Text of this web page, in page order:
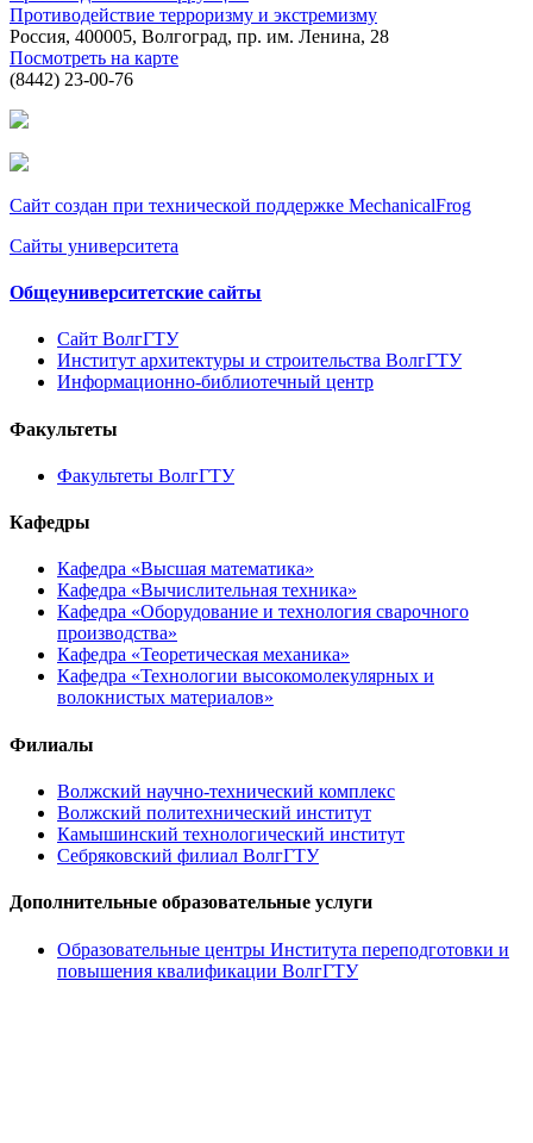
Противодействие терроризму и экстремизму
Россия, 400005, Волгоград, пр. им. Ленина, 28
Посмотреть на карте
(8442) 23-00-76
Сайт создан при технической поддержке MechanicalFrog
Сайты университета
Общеуниверситетские сайты
Сайт ВолгГТУ
Институт архитектуры и строительства ВолгГТУ
Информационно-библиотечный центр
Факультеты
Факультеты ВолгГТУ
Кафедры
Кафедра «Высшая математика»
Кафедра «Вычислительная техника»
Кафедра «Оборудование и технология сварочного
производства»
Кафедра «Теоретическая механика»
Кафедра «Технологии высокомолекулярных и
волокнистых материалов»
Филиалы
Волжский научно-технический комплекс
Волжский политехнический институт
Камышинский технологический институт
Себряковский филиал ВолгГТУ
Дополнительные образовательные услуги
Образовательные центры Института переподготовки и
повышения квалификации ВолгГТУ